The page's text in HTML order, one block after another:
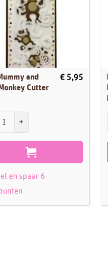
and
Cutter
€5,95
en spaar 6